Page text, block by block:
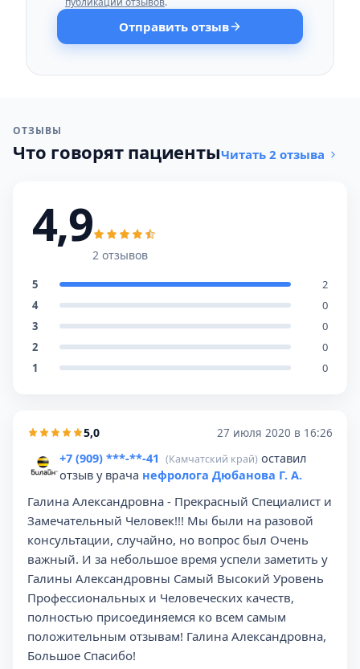
Отправить отзыв
ОТЗЫВЫ
Что говорят пациентыЧитать 2 отзыва
4,9
2 отзывов
5
2
4
0
3
0
2
0
1
0
5,0 27 июля 2020 в 16:26
+7 (909) ***-**-41 (Камчатский край) оставил
отзыв у врача нефролога Дюбанова Г. А.
Галина Александровна - Прекрасный Специалист и
Замечательный Человек!!! Мы были на разовой
консультации, случайно, но вопрос был Очень
важный. И за небольшое время успели заметить у
Галины Александровны Самый Высокий Уровень
Профессиональных и Человеческих качеств,
полностью присоединяемся ко всем самым
положительным отзывам! Галина Александровна,
Большое Спасибо!